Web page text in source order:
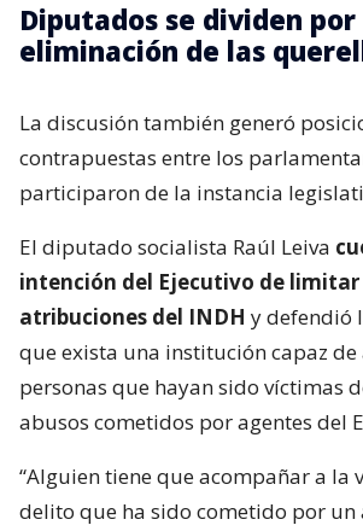
Diputados se dividen por
eliminación de las
La discusión también generó
contrapuestas entre los
participaron de la instancia
El diputado socialista Raúl Leiva
intención del Ejecutivo de limitar
atribuciones del INDH y defendió
que exista una institución capaz
personas que hayan sido víctimas
abusos cometidos por agentes del
“Alguien tiene que acompañar a la
delito que ha sido cometido por un